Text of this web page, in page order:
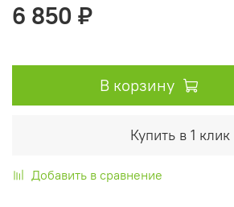
6 850 ₽
В корзину
Купить в 1 клик
Добавить в сравнение